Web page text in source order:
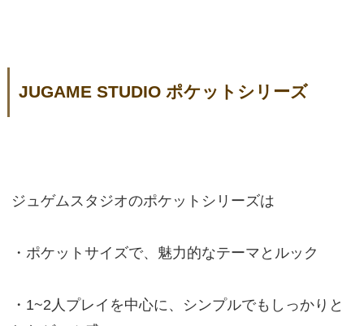
JUGAME STUDIO ポケットシリーズ
ジュゲムスタジオのポケットシリーズは
・ポケットサイズで、魅力的なテーマとルック
・1~2人プレイを中心に、シンプルでもしっかりと